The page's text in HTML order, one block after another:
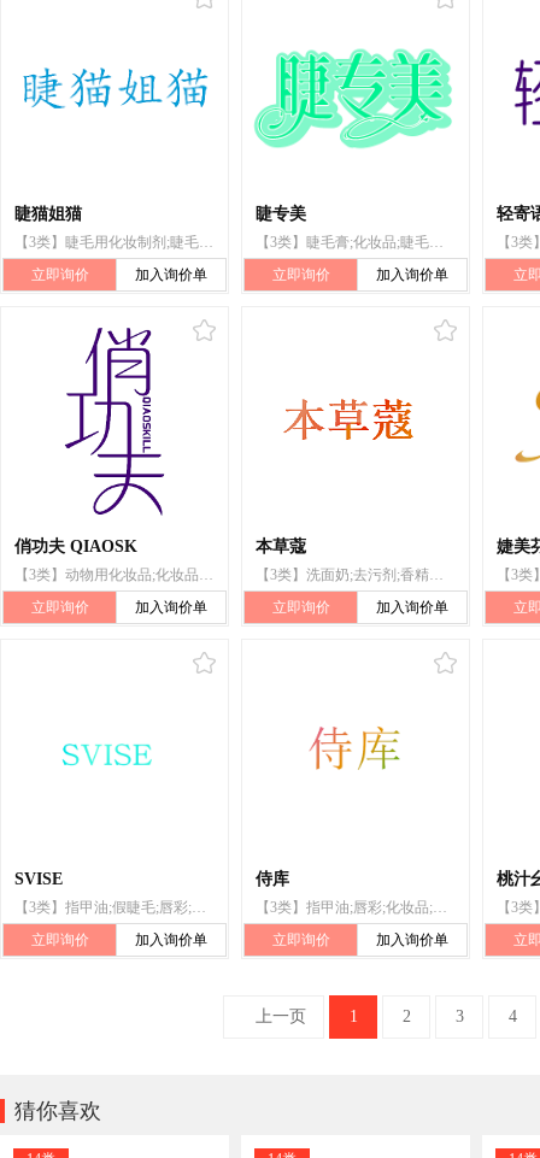
睫猫姐猫
【3类】睫毛用化妆制剂;睫毛膏;化妆品;假睫毛;眼线笔;固定假睫毛用粘合剂;清洁制剂;睫毛染色料;染睫毛油;假睫毛粘胶
立即询价
加入询价单
睫专美
【3类】睫毛膏;化妆品;睫毛用化妆制剂;眼影膏;假睫毛黏胶;双眼皮贴;假睫毛;双眼皮胶;眉笔;护肤用化妆剂
立即询价
加入询价单
轻寄
立
俏功夫 QIAOSK
【3类】动物用化妆品;化妆品;洗发液;洗洁精;牙膏;美容面膜;香;香精油;假睫毛
立即询价
加入询价单
本草蔻
【3类】洗面奶;去污剂;香精油;化妆品;美容面膜;香水;护肤霜;假睫毛;牙膏;熏香
立即询价
加入询价单
婕美
立
SVISE
【3类】指甲油;假睫毛;唇彩;化妆品;唇膏;洗面奶;眼影膏;化妆笔;化妆粉;口红
立即询价
加入询价单
侍库
【3类】指甲油;唇彩;化妆品;洗面奶;化妆笔;假睫毛;口红;唇膏;眼影膏;化妆粉
立即询价
加入询价单
桃汁
立
上一页 1 2 3 4
猜你喜欢